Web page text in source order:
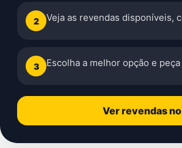
2 Veja as revendas disponíveis,
3 Escolha a melhor opção e
Ver revendas